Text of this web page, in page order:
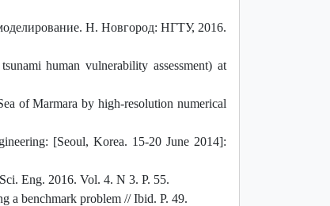
Н. Новгород: НГТУ, 2016.
human vulnerability assessment) at
of Marmara by high-resolution numerical
[Seoul, Korea. 15-20 June 2014]:
Eng. 2016. Vol. 4. N 3. P. 55.
a benchmark problem // Ibid. P. 49.